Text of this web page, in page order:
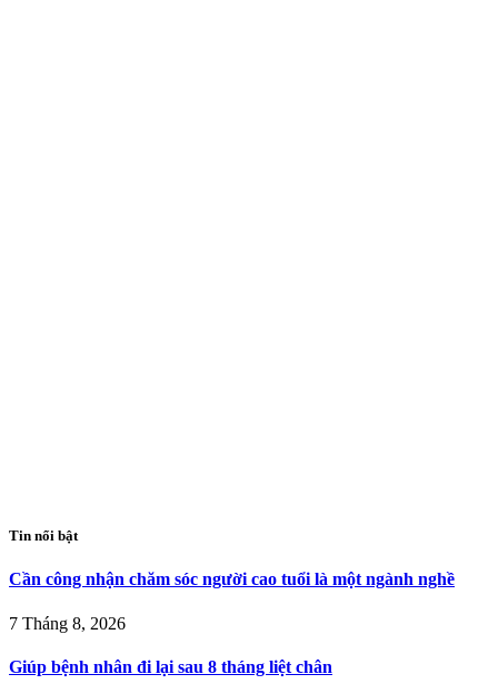
Tin nổi bật
Cần công nhận chăm sóc người cao tuổi là một ngành nghề
7 Tháng 8, 2026
Giúp bệnh nhân đi lại sau 8 tháng liệt chân